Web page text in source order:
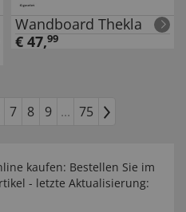
Wandboard Thekla
€ 47,99
7 8 9 ... 75
kaufen: Bestellen Sie im
- letzte Aktualisierung: